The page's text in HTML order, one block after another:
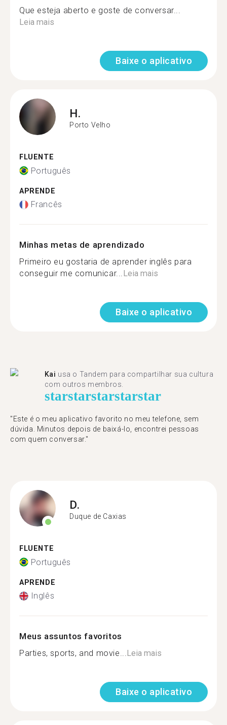
Que esteja aberto e goste de conversar...
Leia mais
Baixe o aplicativo
H.
Porto Velho
FLUENTE
Português
APRENDE
Francês
Minhas metas de aprendizado
Primeiro eu gostaria de aprender inglês para
conseguir me comunicar...Leia mais
Baixe o aplicativo
Kai usa o Tandem para compartilhar sua cultura
com outros membros.
starstarstarstarstar
"Este é o meu aplicativo favorito no meu telefone, sem
dúvida. Minutos depois de baixá-lo, encontrei pessoas
com quem conversar."
D.
Duque de Caxias
FLUENTE
Português
APRENDE
Inglês
Meus assuntos favoritos
Parties, sports, and movie...Leia mais
Baixe o aplicativo